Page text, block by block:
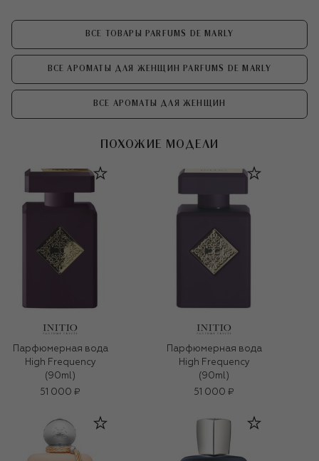
ВСЕ ТОВАРЫ PARFUMS DE MARLY
ВСЕ АРОМАТЫ ДЛЯ ЖЕНЩИН PARFUMS DE MARLY
ВСЕ АРОМАТЫ ДЛЯ ЖЕНЩИН
ПОХОЖИЕ МОДЕЛИ
Парфюмерная вода
High Frequency
(90ml)
51 000 ₽
Парфюмерная вода
High Frequency
(90ml)
51 000 ₽